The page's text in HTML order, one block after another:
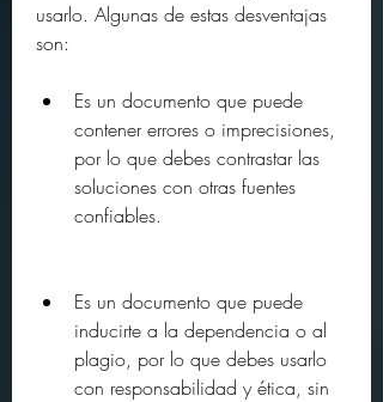
usarlo. Algunas de estas desventajas
son:
Es un documento que puede
contener errores o imprecisiones,
por lo que debes contrastar las
soluciones con otras fuentes
confiables.
Es un documento que puede
inducirte a la dependencia o al
plagio, por lo que debes usarlo
con responsabilidad y ética, sin